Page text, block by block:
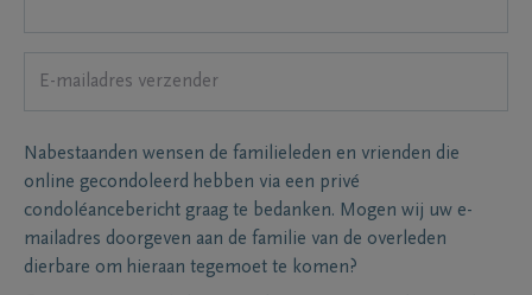
Nabestaanden wensen de familieleden en vrienden die
online gecondoleerd hebben via een privé
condoléancebericht graag te bedanken. Mogen wij uw e-
mailadres doorgeven aan de familie van de overleden
dierbare om hieraan tegemoet te komen?